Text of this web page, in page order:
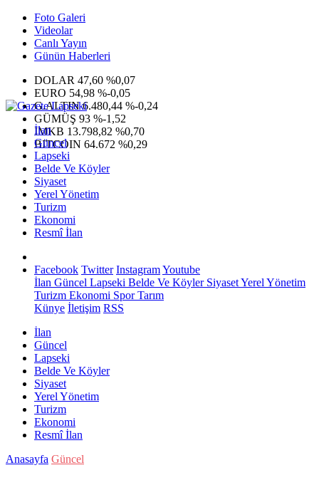
Foto Galeri
Videolar
Canlı Yayın
Günün Haberleri
DOLAR 47,60 %0,07
EURO 54,98 %-0,05
G.ALTIN6.480,44 %-0,24
GÜMÜŞ 93 %-1,52
IMKB 13.798,82 %0,70
BITCOIN 64.672 %0,29
İlan
Güncel
Lapseki
Belde Ve Köyler
Siyaset
Yerel Yönetim
Turizm
Ekonomi
Resmî İlan
Facebook Twitter InstagramYoutube
İlan Güncel Lapseki Belde Ve KöylerSiyasetYerel Yönetim
Turizm Ekonomi SporTarım
Künye İletişim RSS
İlan
Güncel
Lapseki
Belde Ve Köyler
Siyaset
Yerel Yönetim
Turizm
Ekonomi
Resmî İlan
Anasayfa Güncel